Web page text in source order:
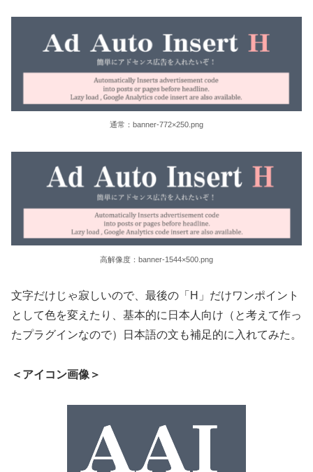
通常：banner-772×250.png
高解像度：banner-1544×500.png
文字だけじゃ寂しいので、最後の「H」だけワンポイント
として色を変えたり、基本的に日本人向け（と考えて作っ
たプラグインなので）日本語の文も補足的に入れてみた。
＜アイコン画像＞